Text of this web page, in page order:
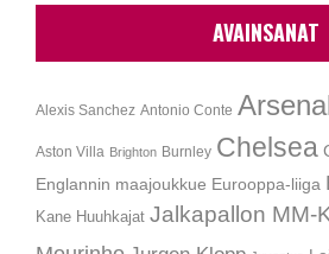
AVAINSANAT
Alexis Sanchez Antonio Conte Arsenal
Aston Villa Brighton Burnley Chelsea
Englannin maajoukkue Eurooppa-liiga
Kane Huuhkajat Jalkapallon MM-